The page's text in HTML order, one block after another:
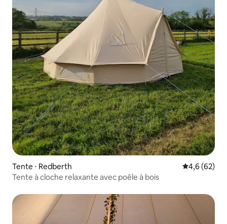
Tente ⋅ Redberth Évaluation
4,6 (62)
Tente à cloche relaxante avec poêle à bois